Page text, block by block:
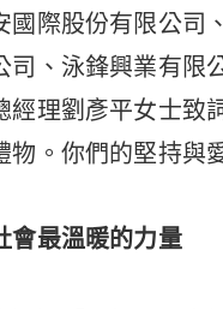
國際股份有限公司
司、泳鋒興業有限
經理劉彥平女士致
物。你們的堅持與
會最溫暖的力量